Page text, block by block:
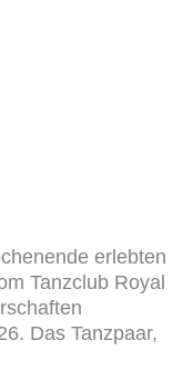
erlebten
Tanzclub Royal
Das Tanzpaar,